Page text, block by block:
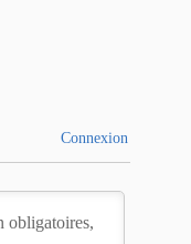
Connexion